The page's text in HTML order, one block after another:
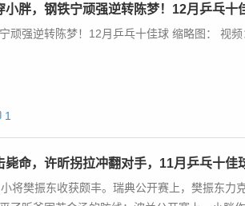
命，许昕拐拉冲翻对手，11月乒乓十佳球
制住欧洲黑马费格尔，替张...